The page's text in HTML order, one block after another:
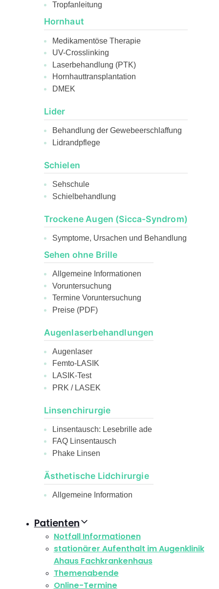
Tropfanleitung
Hornhaut
Medikamentöse Therapie
UV-Crosslinking
Laserbehandlung (PTK)
Hornhauttransplantation
DMEK
Lider
Behandlung der Gewebeerschlaffung
Lidrandpflege
Schielen
Sehschule
Schielbehandlung
Trockene Augen (Sicca-Syndrom)
Symptome, Ursachen und Behandlung
Sehen ohne Brille
Allgemeine Informationen
Voruntersuchung
Termine Voruntersuchung
Preise (PDF)
Augenlaserbehandlungen
Augenlaser
Femto-LASIK
LASIK-Test
PRK / LASEK
Linsenchirurgie
Linsentausch: Lesebrille ade
FAQ Linsentausch
Phake Linsen
Ästhetische Lidchirurgie
Allgemeine Information
Patienten
Notfall Informationen
stationärer Aufenthalt im Augenklinik
Ahaus Fachkrankenhaus
Themenabende
Online-Termine